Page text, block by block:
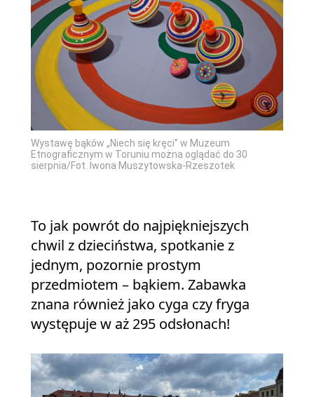
Wystawę bąków „Niech się kręci” w Muzeum
Etnograficznym w Toruniu można oglądać do 30
sierpnia/Fot. Iwona Muszytowska-Rzeszotek
To jak powrót do najpiękniejszych
chwil z dzieciństwa, spotkanie z
jednym, pozornie prostym
przedmiotem – bąkiem. Zabawka
znana również jako cyga czy fryga
występuje w aż 295 odsłonach!